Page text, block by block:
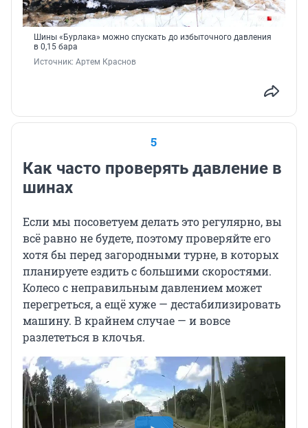
Шины «Бурлака» можно спускать до избыточного давления
в 0,15 бара
Источник: Артем Краснов
5
Как часто проверять давление в
шинах
Если мы посоветуем делать это регулярно, вы
всё равно не будете, поэтому проверяйте его
хотя бы перед загородными турне, в которых
планируете ездить с большими скоростями.
Колесо с неправильным давлением может
перегреться, а ещё хуже — дестабилизировать
машину. В крайнем случае — и вовсе
разлететься в клочья.